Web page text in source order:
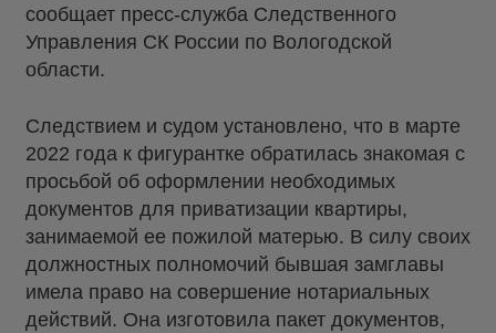
сообщает пресс-служба Следственного
Управления СК России по Вологодской
области.
Следствием и судом установлено, что в марте
2022 года к фигурантке обратилась знакомая с
просьбой об оформлении необходимых
документов для приватизации квартиры,
занимаемой ее пожилой матерью. В силу своих
должностных полномочий бывшая замглавы
имела право на совершение нотариальных
действий. Она изготовила пакет документов,